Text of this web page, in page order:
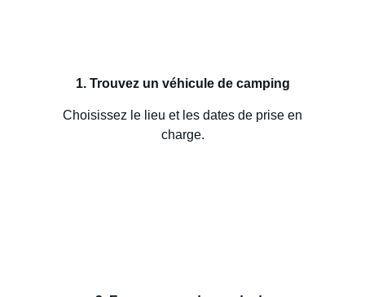
1. Trouvez un véhicule de camping
Choisissez le lieu et les dates de prise en
charge.